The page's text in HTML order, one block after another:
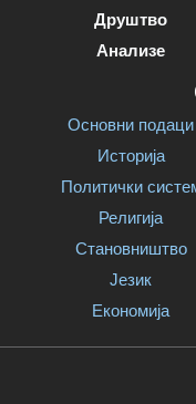
Друштво
Анализе
Основни подаци
Историја
Политички
Религија
Становништво
Језик
Економија